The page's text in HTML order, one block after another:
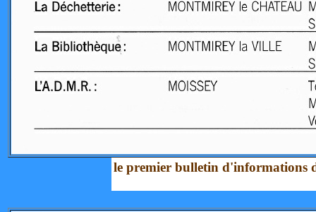
le premier bulletin d'informations